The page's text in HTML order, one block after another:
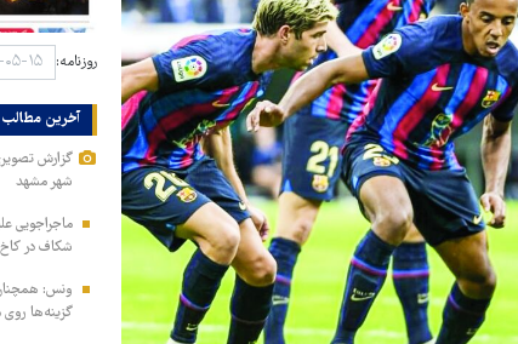
روزنامه:
آخرین مطالب
گزارش
شهر مشهد
ماجراجویی
شکاف در
ونس: همچنان
گزینه‌ها